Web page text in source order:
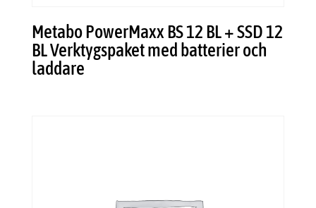
Metabo PowerMaxx BS 12 BL + SSD 12
BL Verktygspaket med batterier och
laddare